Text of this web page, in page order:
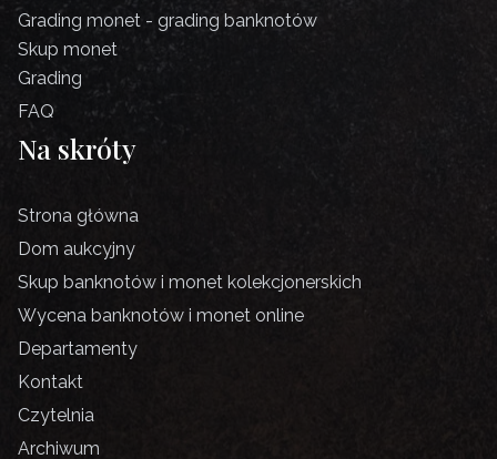
Grading monet - grading banknotów
Skup monet
Grading
FAQ
Na skróty
Strona główna
Dom aukcyjny
Skup banknotów i monet kolekcjonerskich
Wycena banknotów i monet online
Departamenty
Kontakt
Czytelnia
Archiwum